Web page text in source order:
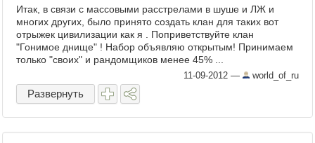
Итак, в связи с массовыми расстрелами в шуше и ЛЖ и
многих других, было принято создать клан для таких вот
отрыжек цивилизации как я . Поприветствуйте клан
"Гонимое днище" ! Набор объявляю открытым! Принимаем
только "своих" и рандомщиков менее 45% ...
11-09-2012 — world_of_ru
Развернуть